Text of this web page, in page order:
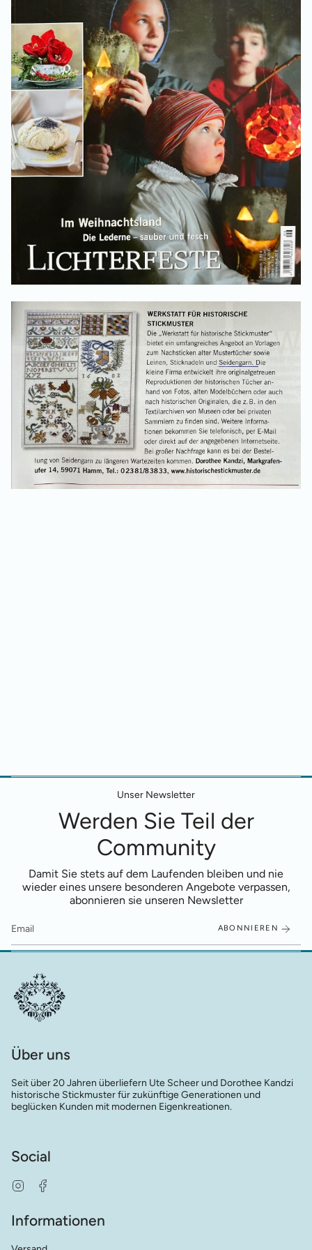
Unser Newsletter
Werden Sie Teil der
Community
Damit Sie stets auf dem Laufenden bleiben und nie
wieder eines unsere besonderen Angebote verpassen,
abonnieren sie unseren Newsletter
ABONNIEREN
Über uns
Seit über 20 Jahren überliefern Ute Scheer und Dorothee Kandzi
historische Stickmuster für zukünftige Generationen und
beglücken Kunden mit modernen Eigenkreationen.
Social
Instagram
Informationen